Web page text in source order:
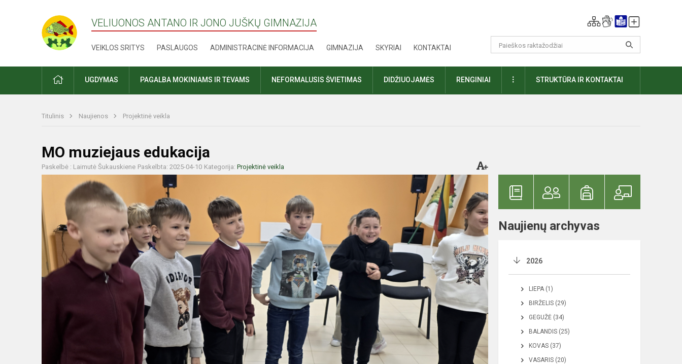
VELIUONOS ANTANO IR JONO JUŠKŲ GIMNAZIJA
VEIKLOS SRITYS PASLAUGOS ADMINISTRACINĖ INFORMACIJA GIMNAZIJA SKYRIAI KONTAKTAI
PRADŽIAUGDYMAS PAGALBA MOKINIAMS IR TĖVAMS NEFORMALUSIS ŠVIETIMAS DIDŽIUOJAMĖS RENGINIAI DAUGIAUSTRUKTŪRA IR KONTAKTAI
Titulinis Naujienos Projektinė veikla
MO muziejaus edukacija
Paskelbė : Laimutė Šukauskiene Paskelbta: 2025-04-10 Kategorija: Projektinė veikla
Naujienų archyvas
2026
LIEPA (1)
BIRŽELIS (29)
GEGUŽĖ (34)
BALANDIS (25)
KOVAS (37)
VASARIS (20)